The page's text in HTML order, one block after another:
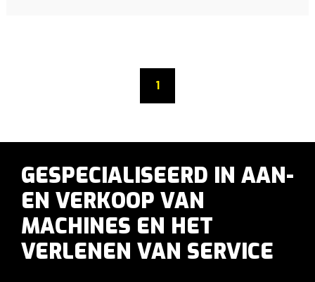
1
GESPECIALISEERD IN AAN-
EN VERKOOP VAN
MACHINES EN HET
VERLENEN VAN SERVICE